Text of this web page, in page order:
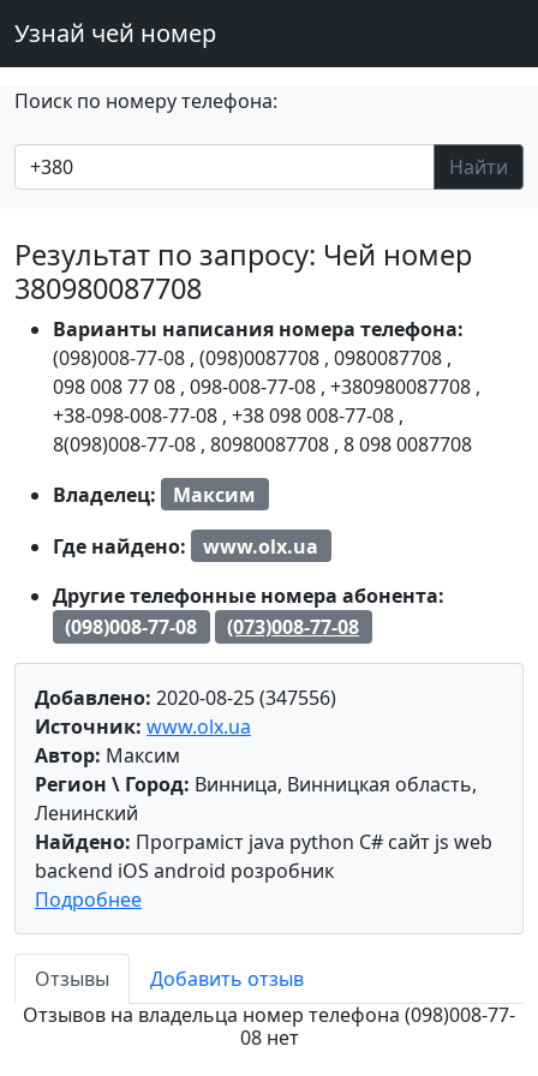
Узнай чей номер
Поиск по номеру телефона:
Найти
Результат по запросу: Чей номер
380980087708
Варианты написания номера телефона:
(098)008-77-08 , (098)0087708 , 0980087708 ,
098 008 77 08 , 098-008-77-08 , +380980087708 ,
+38-098-008-77-08 , +38 098 008-77-08 ,
8(098)008-77-08 , 80980087708 , 8 098 0087708
Владелец:
Максим
Где найдено:
www.olx.ua
Другие телефонные номера абонента:
(098)008-77-08
(073)008-77-08
Добавлено: 2020-08-25 (347556)
Источник: www.olx.ua
Автор: Максим
Регион \ Город: Винница, Винницкая область,
Ленинский
Найдено: Програміст java python C# сайт js web
backend iOS android розробник
Подробнее
Отзывы
Добавить отзыв
Отзывов на владельца номер телефона (098)008-77-
08 нет